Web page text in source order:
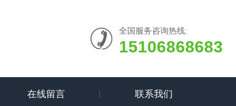
全国服务咨询热线:
15106868683
在线留言 联系我们